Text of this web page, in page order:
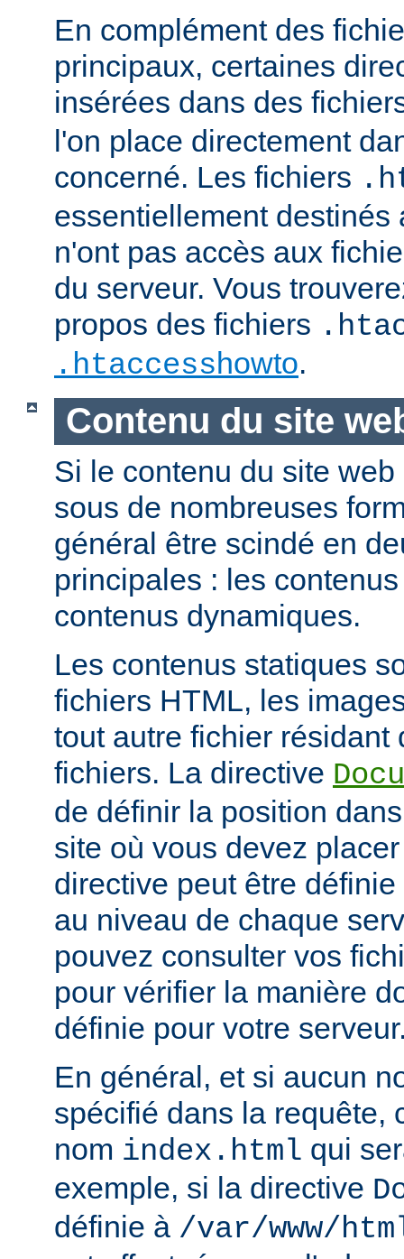
En complément des
principaux, certaines
insérées dans des
l'on place directement
concerné. Les fichiers
essentiellement destinés
n'ont pas accès aux
du serveur. Vous
propos des fichiers
.htaccesshowto.
Contenu du site
Si le contenu du site
sous de nombreuses
général être scindé en
principales : les
contenus dynamiques.
Les contenus statiques
fichiers HTML, les
tout autre fichier résidant
fichiers. La directive
de définir la position
site où vous devez
directive peut être
au niveau de chaque
pouvez consulter vos
pour vérifier la manière
définie pour votre
En général, et si aucun
spécifié dans la requête,
nom index.html qui
exemple, si la directive
définie à /var/www/